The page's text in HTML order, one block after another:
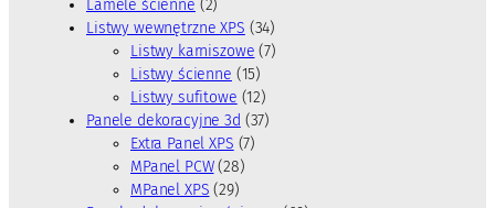
Lamele ścienne 22
p
r
o
d
u
k
t
y
Listwy wewnętrzne XPS 343
4
Listwy karniszowe 77
Listwy ścienne 151
5
p
Listwy sufitowe 121
2
Panele dekoracyjne 3d 373
Extra Panel XPS 77
MPanel PCW 282
8
MPanel XPS 292